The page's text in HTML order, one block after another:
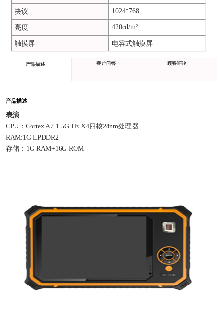
决议 1024*768
亮度 420cd/m²
触摸屏 电容式触摸屏
产品描述 客户问答 顾客评论
产品描述
表演
CPU：Cortex A7 1.5G Hz X4四核28nm处理器
RAM:1G LPDDR2
存储：1G RAM+16G ROM